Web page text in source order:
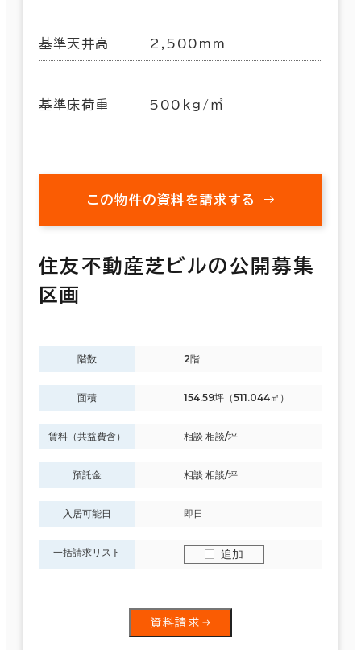
基準天井高 2,500mm
基準床荷重 500kg/㎡
この物件の資料を請求する
住友不動産芝ビルの公開募集
区画
階数 2階
面積 154.59坪（511.044㎡）
賃料（共益費含） 相談 相談/坪
預託金 相談 相談/坪
入居可能日 即日
一括請求リスト 追加
資料請求